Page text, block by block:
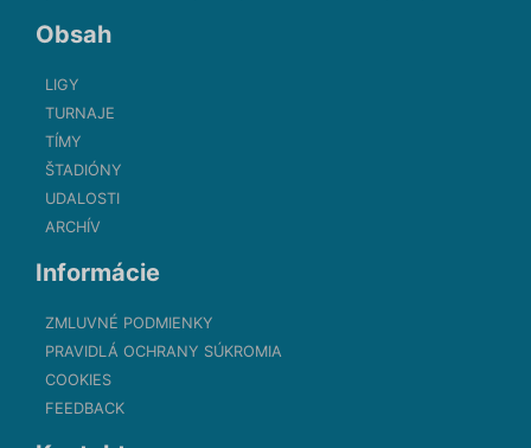
Obsah
LIGY
TURNAJE
TÍMY
ŠTADIÓNY
UDALOSTI
ARCHÍV
Informácie
ZMLUVNÉ PODMIENKY
PRAVIDLÁ OCHRANY SÚKROMIA
COOKIES
FEEDBACK